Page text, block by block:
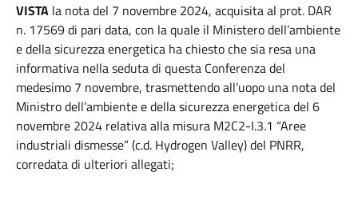
VISTA la nota del 7 novembre 2024, acquisita al prot. DAR
n. 17569 di pari data, con la quale il Ministero dell’ambiente
e della sicurezza energetica ha chiesto che sia resa una
informativa nella seduta di questa Conferenza del
medesimo 7 novembre, trasmettendo all’uopo una nota del
Ministro dell’ambiente e della sicurezza energetica del 6
novembre 2024 relativa alla misura M2C2-I.3.1 “Aree
industriali dismesse” (c.d. Hydrogen Valley) del PNRR,
corredata di ulteriori allegati;